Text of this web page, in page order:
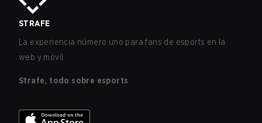
STRAFE
La experiencia número uno para fans de esports en la
web y móvil.
Strafe, todo sobre esports